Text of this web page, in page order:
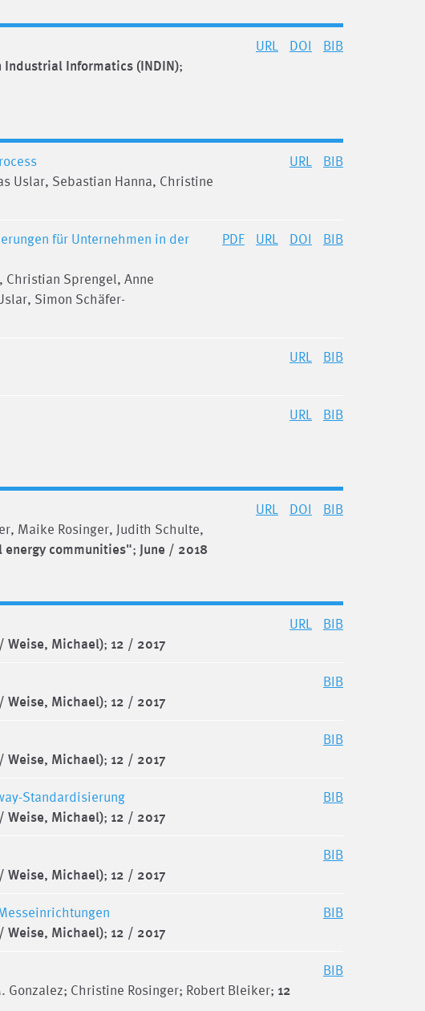
Industrial Informatics (INDIN);
URL DOI BIB
Uslar, Sebastian Hanna, Christine
URL BIB
für Unternehmen in der
Christian Sprengel, Anne
Simon Schäfer-
PDF URL DOI BIB
URL BIB
URL BIB
Maike Rosinger, Judith Schulte,
energy communities"; June / 2018
URL DOI BIB
Weise, Michael); 12 / 2017
URL BIB
Weise, Michael); 12 / 2017
BIB
Weise, Michael); 12 / 2017
BIB
Standardisierung
Weise, Michael); 12 / 2017
BIB
Weise, Michael); 12 / 2017
BIB
Weise, Michael); 12 / 2017
BIB
Gonzalez; Christine Rosinger; Robert Bleiker; 12
BIB